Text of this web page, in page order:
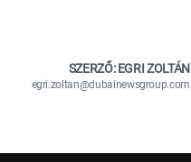
SZERZŐ: EGRI ZOLTÁN
egri.zoltan@dubainewsgroup.com